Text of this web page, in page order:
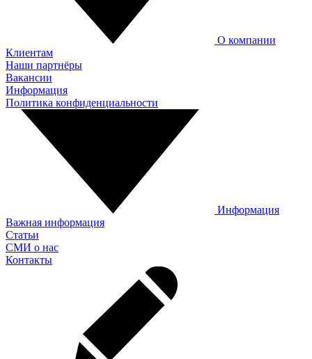
О компании
Клиентам
Наши партнёры
Вакансии
Информация
Политика конфиденциальности
Информация
Важная информация
Статьи
СМИ о нас
Контакты